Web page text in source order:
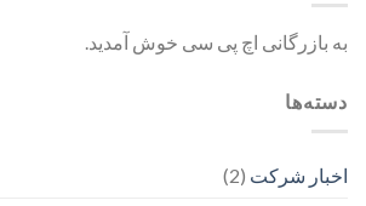
به بازرگانی اچ پی سی خوش آمدید.
دسته‌ها
اخبار شرکت (2)